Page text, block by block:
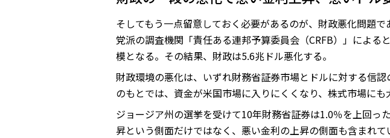
そしてもう一点留意しておく必要があるのが、財政悪化問題
党派の調査機関「責任ある連邦予算委員会（CRFB）」によ
模となる。その結果、財政は5.6兆ドル悪化する。
財政環境の悪化は、いずれ財務省証券市場とドルに対する信
のもとでは、資金が米国市場に入りにくくなり、株式市場にも
ジョージア州の選挙を受けて10年財務省証券は1.0％を上回
昇という側面だけではなく、悪い金利の上昇の側面も含まれ